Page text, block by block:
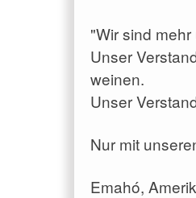
"Wir sind
Unser
weinen.
Unser
Nur mit
Emahó,